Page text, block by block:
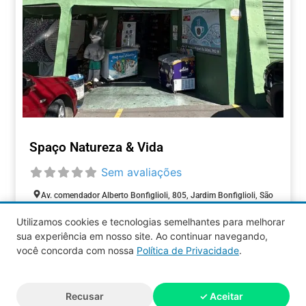
Spaço Natureza & Vida
Sem avaliações
Av. comendador Alberto Bonfiglioli, 805, Jardim Bonfiglioli, São
COMÉRCIOS Aberto agora:
reservados.
Utilizamos cookies e tecnologias semelhantes para melhorar
sua experiência em nosso site. Ao continuar navegando,
você concorda com nossa Política de Privacidade.
Recusar ✓ Aceitar